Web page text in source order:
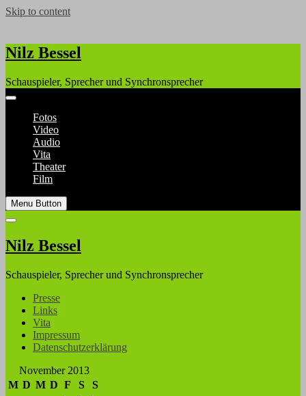
Skip to content
Nilz Bessel
Schauspieler, Sprecher und Synchronsprecher
Fotos
Video
Audio
Vita
Theater
Film
Menu Button
Nilz Bessel
Schauspieler, Sprecher und Synchronsprecher
Presse
Links
Vita
Impressum
Datenschutzerklärung
November 2013
M D M D F S
S